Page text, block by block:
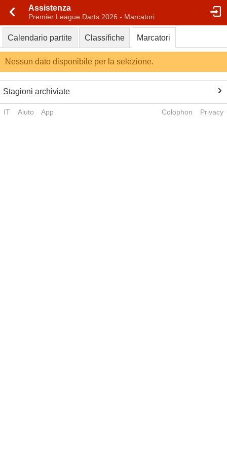
Assistenza
Premier League Darts 2026 - Marcatori
Calendario partite Classifiche Marcatori
Nessun dato disponibile per la selezione.
Stagioni archiviate
IT Aiuto App Colophon Privacy